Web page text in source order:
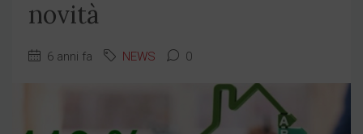
novità
6 anni fa NEWS 0